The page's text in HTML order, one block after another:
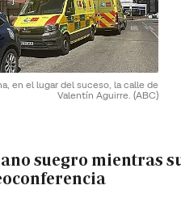
en el lugar del suceso, la calle de
Valentín Aguirre. (ABC)
suegro mientras